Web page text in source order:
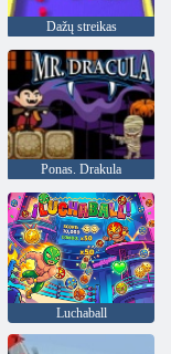
Dažų streikas
Ponas. Drakula
Luchaball